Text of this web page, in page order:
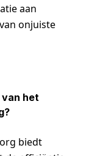
aan
onjuiste
het
biedt